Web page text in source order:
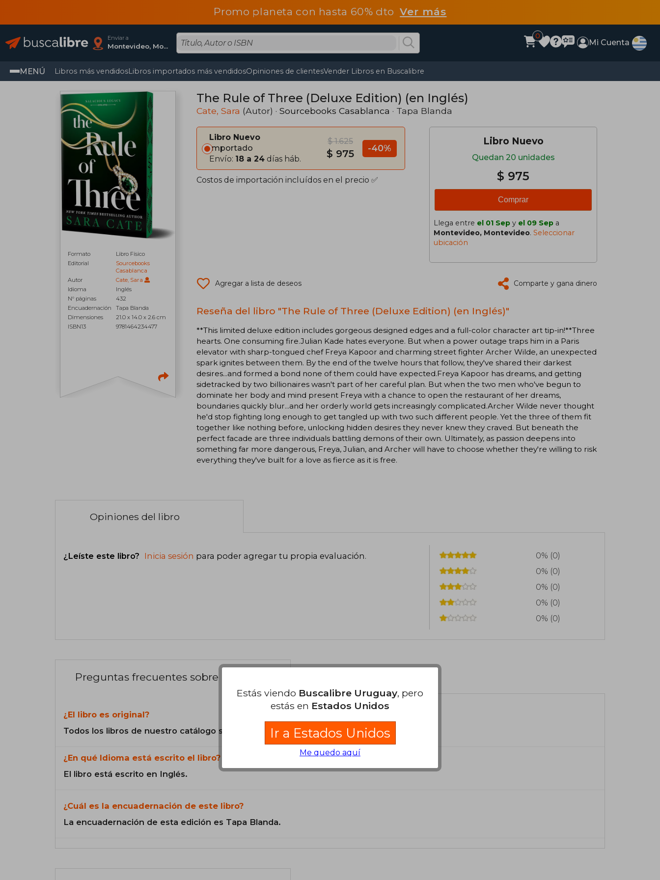
Promo planeta con hasta 60% dtoVer más
Enviar a
Montevideo, Montevideo
0
Mi Cuenta
MENÚ Libros más vendidosLibros importados más vendidosOpiniones de clientesVender Libros en Buscalibre
Formato
Libro Físico
Editorial
Sourcebooks
Casablanca
Autor
Cate, Sara
Idioma
Inglés
N° páginas
432
Encuadernación
Tapa Blanda
Dimensiones
21.0 x 14.0 x 2.6 cm
ISBN13
9781464234477
The Rule of Three (Deluxe Edition) (en Inglés)
Cate, Sara (Autor) · Sourcebooks Casablanca · Tapa Blanda
Libro Nuevo
Importado
Envío: 18 a 24 días háb.
$ 1.625
$ 975 -40%
Costos de importación incluídos en el precio ✅
Libro Nuevo
Quedan 20 unidades
$ 975
Comprar
Llega entre el 01 Sep y el 09 Sep a
Montevideo, Montevideo. Seleccionar
ubicación
Agregar a lista de deseos Comparte y gana dinero
Reseña del libro "The Rule of Three (Deluxe Edition) (en Inglés)"
**This limited deluxe edition includes gorgeous designed edges and a full-color character art tip-in!**Three
hearts. One consuming fire.Julian Kade hates everyone. But when a power outage traps him in a Paris
elevator with sharp-tongued chef Freya Kapoor and charming street fighter Archer Wilde, an unexpected
spark ignites between them. By the end of the twelve hours that follow, they've shared their darkest
desires...and formed a bond none of them could have expected.Freya Kapoor has dreams, and getting
sidetracked by two billionaires wasn't part of her careful plan. But when the two men who've begun to
dominate her body and mind present Freya with a chance to open the restaurant of her dreams,
boundaries quickly blur...and her orderly world gets increasingly complicated.Archer Wilde never thought
he'd stop fighting long enough to get tangled up with two such different people. Yet the three of them fit
together like nothing before, unlocking hidden desires they never knew they craved. But beneath the
perfect facade are three individuals battling demons of their own. Ultimately, as passion deepens into
something far more dangerous, Freya, Julian, and Archer will have to choose whether they're willing to risk
everything they've built for a love as fierce as it is free.
Opiniones del libro
¿Leíste este libro? Inicia sesión para poder agregar tu propia evaluación.
0% (0)
0% (0)
0% (0)
0% (0)
0% (0)
Preguntas frecuentes sobre el libro
¿El libro es original?
Todos los libros de nuestro catálogo son Originales.
¿En qué Idioma está escrito el libro?
El libro está escrito en Inglés.
¿Cuál es la encuadernación de este libro?
La encuadernación de esta edición es Tapa Blanda.
Estás viendo Buscalibre Uruguay, pero
estás en Estados Unidos
Ir a Estados Unidos
Me quedo aquí